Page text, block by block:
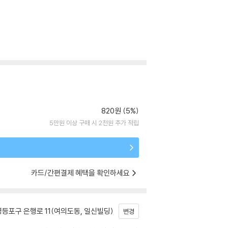
820원 (5%)
5만원 이상 구매 시 2천원 추가 적립
카드/간편결제 혜택을 확인하세요
포구 은행로 11(여의도동, 일신빌딩) 변경